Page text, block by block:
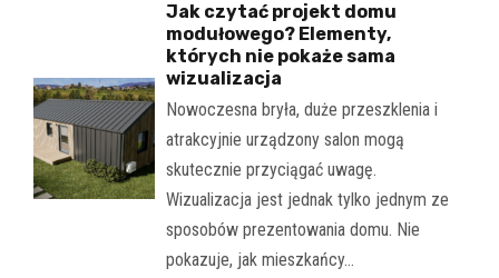
Jak czytać projekt domu
modułowego? Elementy,
których nie pokaże sama
wizualizacja
Nowoczesna bryła, duże przeszklenia i
atrakcyjnie urządzony salon mogą
skutecznie przyciągać uwagę.
Wizualizacja jest jednak tylko jednym ze
sposobów prezentowania domu. Nie
pokazuje, jak mieszkańcy…